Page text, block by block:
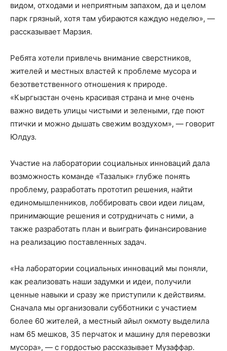
видом, отходами и неприятным запахом, да и целом
парк грязный, хотя там убираются каждую неделю», —
рассказывает Марзия.
Ребята хотели привлечь внимание сверстников,
жителей и местных властей к проблеме мусора и
безответственного отношения к природе.
«Кыргызстан очень красивая страна и мне очень
важно видеть улицы чистыми и зелеными, где поют
птички и можно дышать свежим воздухом», — говорит
Юлдуз.
Участие на лаборатории социальных инноваций дала
возможность команде «Тазалык» глубже понять
проблему, разработать прототип решения, найти
единомышленников, лоббировать свои идеи лицам,
принимающие решения и сотрудничать с ними, а
также разработать план и выиграть финансирование
на реализацию поставленных задач.
«На лаборатории социальных инноваций мы поняли,
как реализовать наши задумки и идеи, получили
ценные навыки и сразу же приступили к действиям.
Сначала мы организовали субботники с участием
более 60 жителей, а местный айыл окмоту выделила
нам 65 мешков, 35 перчаток и машину для перевозки
мусора», — с гордостью рассказывает Музаффар.